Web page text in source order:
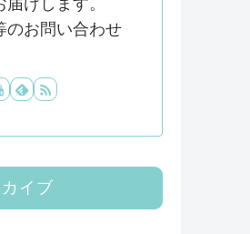
のお問い合わせ
イブ